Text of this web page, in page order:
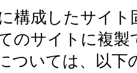
構成したサイ
のサイトに複
ついては、以下